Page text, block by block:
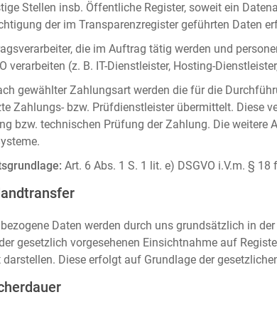
Stellen insb. Öffentliche Register, soweit ein
der im Transparenzregister geführten Daten
die im Auftrag tätig werden und
verarbeiten (z. B. IT-Dienstleister, Hosting-
gewählter Zahlungsart werden die für die
Zahlungs- bzw. Prüfdienstleister übermittelt. Diese
bzw. technischen Prüfung der Zahlung. Die
Art. 6 Abs. 1 S. 1 lit. e) DSGVO i.V.m. § 18
Daten werden durch uns grundsätzlich in
gesetzlich vorgesehenen Einsichtnahme auf
Diese erfolgt auf Grundlage der